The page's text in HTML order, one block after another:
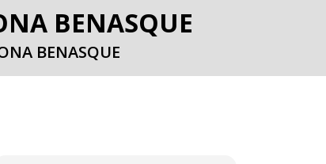
BENASQUE
BENASQUE